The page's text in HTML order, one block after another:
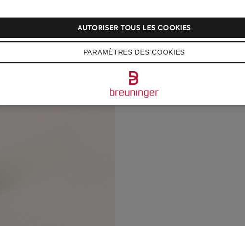
PARAMÈTRES DES COOKIES
AUTORISER TOUS LES COOKIES